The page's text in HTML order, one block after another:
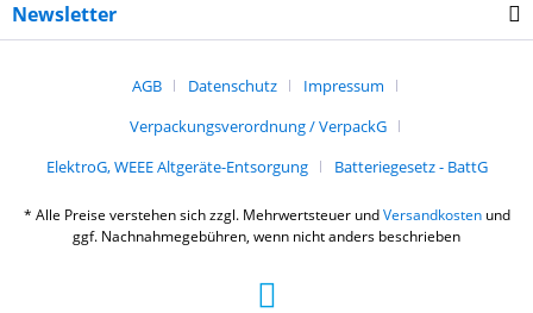
Newsletter
AGB Datenschutz
Impressum
Verpackungsverordnung / VerpackG
ElektroG, WEEE Altgeräte-Entsorgung
Batteriegesetz - BattG
* Alle Preise verstehen sich zzgl. Mehrwertsteuer undVersandkostenund
ggf. Nachnahmegebühren, wenn nicht anders beschrieben